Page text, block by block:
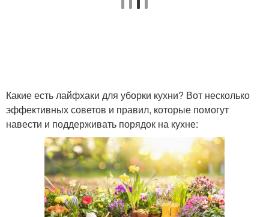
Какие есть лайфхаки для уборки кухни? Вот несколько
эффективных советов и правил, которые помогут
навести и поддерживать порядок на кухне: